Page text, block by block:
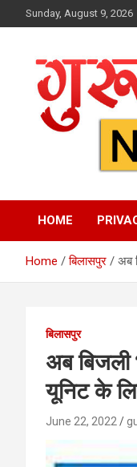
to
Sunday, August 9, 2026
HOME
Home बिलासपुर अब
बिलासपुर
अब बिजली
यूनिट के
June 22, 2022